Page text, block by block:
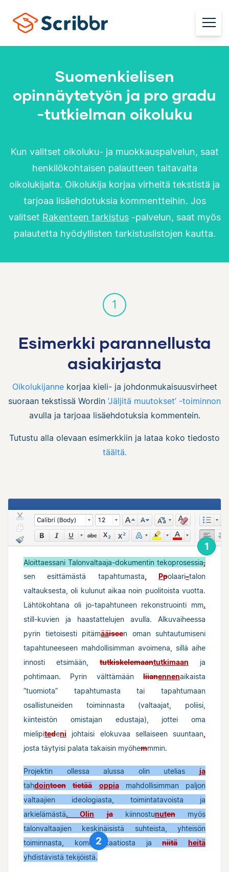
Suomenkielisen
opinnäytetyön ja pro gradu
-tutkielman oikoluku
Kun valitset oikoluku- ja muokkauspalvelun, saat
henkilökohtaisen palautteen taitavalta
oikolukijalta. Oikolukija korjaa virheitä tekstistä ja
tarjoaa lisäehdotuksia kommentteihin. Jos
valitset Rakenteen tarkistus-palvelun, saat myös
palautetta hyödyllisten tarkistuslistojen kautta.
1
Esimerkki parannellusta
asiakirjasta
Oikolukijannekorjaa kieli- ja johdonmukaisuusvirheet
suoraan tekstissä Wordin ’Jäljitä muutokset’ -toiminnon
avulla ja tarjoaa lisäehdotuksia kommentein.
Tutustu alla olevaan esimerkkiin ja lataa koko tiedosto
täältä.
Aloittaessani Talonvaltaaja-dokumentin tekoprosessia,
1
sen esittämästä tapahtumasta Ppolaari–talon
valtauksesta, oli kulunut aikaa noin puolitoista vuotta.
Lähtökohtana oli jo-tapahtuneen rekonstruointi mm.
still-kuvien ja haastattelujen avulla. Alkuvaiheessa
pyrin tietoisesti pitämääiseen oman suhtautumiseni
tapahtuneeseen mahdollisimman avoimena, sillä aihe
innosti etsimään, tutkiskelemaantutkimaan ja
pohtimaan. Pyrin välttämään liianennenaikaista
”tuomiota” tapahtumasta tai tapahtumaan
osallistuneiden toiminnasta (valtaajat, poliisi,
kiinteistön omistajan edustaja), jottei oma
mielipitedeni johtaisi elokuvaa sellaiseen suuntaan
josta täytyisi palata takaisin myöhemmmin.
Projektin ollessa alussa olin utelias ja
tahdointoen tietää oppiamahdollisimman paljon
valtaajien ideologiasta, toimintatavoista ja
arkielämästä . Olin jakiinnostunutenmyös
talonvaltaajien keskinäisistä suhteista, yhteisön
toiminnasta, kommunikaatiosta janiitä
heitä
yhdistävistä tekijöistä.
2